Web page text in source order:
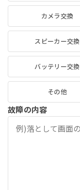
カメラ交換
スピーカー交換
バッテリー交換
その他
故障の内容